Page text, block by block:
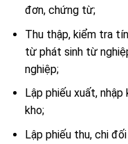
đơn, chứng từ;
Thu thập, kiểm tra
từ phát sinh từ
nghiệp;
Lập phiếu xuất,
kho;
Lập phiếu thu, chi